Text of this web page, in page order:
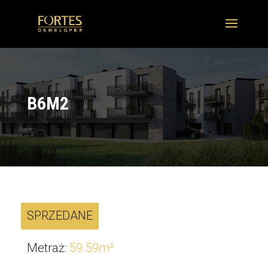
B6M2
SPRZEDANE
Metraż: 59.59m²